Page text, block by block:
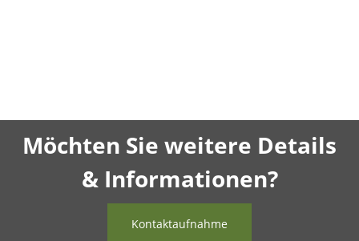
Möchten Sie weitere Details
& Informationen?
Kontaktaufnahme